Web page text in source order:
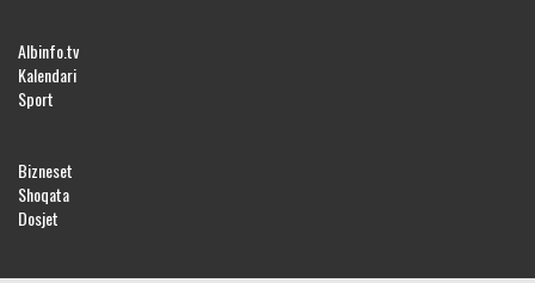
Albinfo.tv
Kalendari
Sport
Bizneset
Shoqata
Dosjet